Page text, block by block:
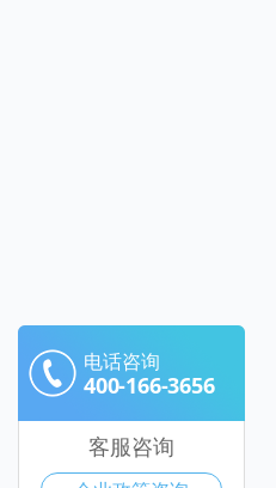
电话咨询
400-166-3656
客服咨询